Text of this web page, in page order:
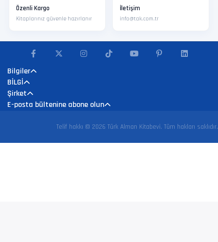
Özenli Kargo
Kitaplarınız güvenle hazırlanır
İletişim
info@tak.com.tr
Bilgiler
BİLGİ
Şirket
E-posta bültenine abone olun
Telif hakkı © 2026 Türk Alman Kitabevi. Tüm hakları saklıdır.